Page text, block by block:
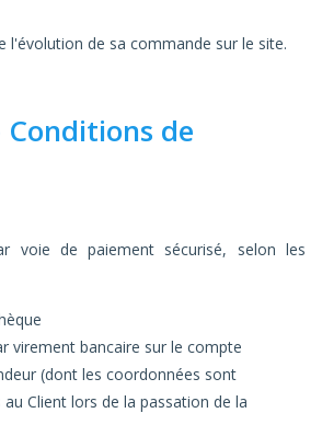
l'évolution de sa commande sur le site.
Conditions de
voie de paiement sécurisé, selon les
virement bancaire sur le compte
(dont les coordonnées sont
Client lors de la passation de la